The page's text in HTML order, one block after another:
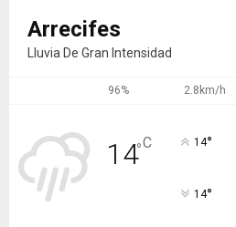
Arrecifes
Lluvia De Gran Intensidad
96% 2.8km/h
14°C 14°
14°